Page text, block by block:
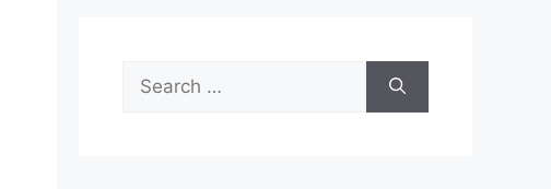
Search
for: